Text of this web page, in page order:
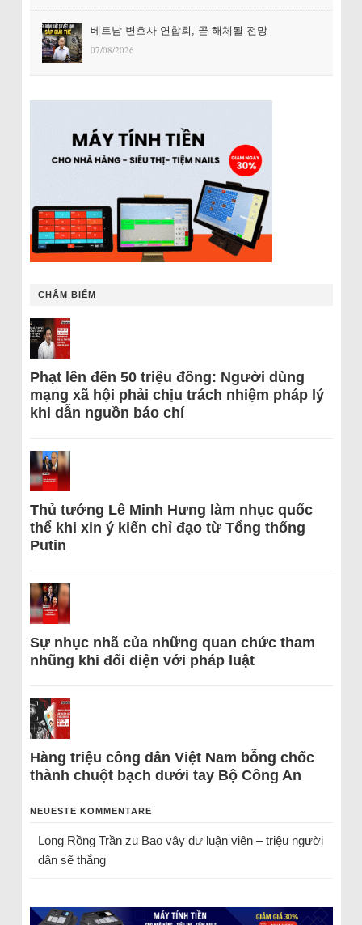
베트남 변호사 연합회, 곧 해체될 전망
07/08/2026
CHÂM BIẾM
Phạt lên đến 50 triệu đồng: Người dùng
mạng xã hội phải chịu trách nhiệm pháp lý
khi dẫn nguồn báo chí
Thủ tướng Lê Minh Hưng làm nhục quốc
thể khi xin ý kiến chỉ đạo từ Tổng thống
Putin
Sự nhục nhã của những quan chức tham
nhũng khi đối diện với pháp luật
Hàng triệu công dân Việt Nam bỗng chốc
thành chuột bạch dưới tay Bộ Công An
NEUESTE KOMMENTARE
Long Rồng Trầnzu Bao vây dư luận viên – triệu người
dân sẽ thắng